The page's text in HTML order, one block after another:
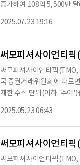
와 관련된 모든 문서들은
증가하여 108억 5,500만
강점을 반영한다.또한, 고
Thermo Scientific™
기, Thermo Scientific™
키며 새로운 치료법 개발
의 벤치 스케일 시스템을
하게 한다.회사는 PPI 비즈
을 능동적으로 관리하는
2025.07.23 19:16
써모피셔사이언티
써모피셔사이언티픽
국 증권거래위원회에 따르
제한 주식 단위(이하 '수여
및 자본 배치 전략 실행에
달러로 증가했고, 생명과학
조를 검토했으며, 그의 30
(TSR)은 800%를 초과했
029년 12월 31일까지의
2025.05.23 06:43
써모피셔사이언티
써모피셔사이언티픽